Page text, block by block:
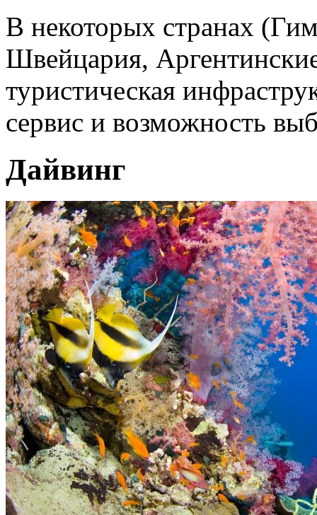
В некоторых странах
Швейцария,
туристическая
сервис и возможность
Дайвинг